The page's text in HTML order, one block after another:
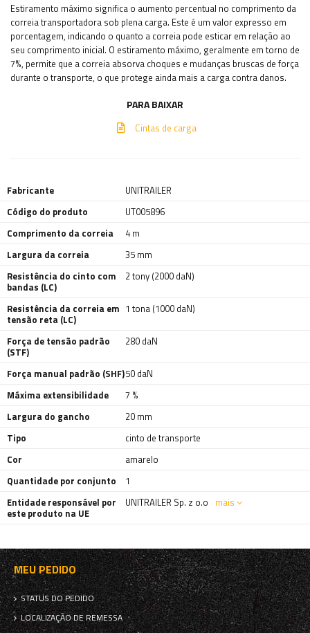
Estiramento máximo significa o aumento percentual no comprimento da
correia transportadora sob plena carga. Este é um valor expresso em
porcentagem, indicando o quanto a correia pode esticar em relação ao
seu comprimento inicial. O estiramento máximo, geralmente em torno de
7%, permite que a correia absorva choques e mudanças bruscas de força
durante o transporte, o que protege ainda mais a carga contra danos.
PARA BAIXAR
Cintas de carga
Fabricante
UNITRAILER
Código do produto
UT005896
Comprimento da correia
4 m
Largura da correia
35 mm
Resistência do cinto com
bandas (LC)
2 tony (2000 daN)
Resistência da correia em
tensão reta (LC)
1 tona (1000 daN)
Força de tensão padrão
(STF)
280 daN
Força manual padrão (SHF)50 daN
Máxima extensibilidade
7 %
Largura do gancho
20 mm
Tipo
cinto de transporte
Cor
amarelo
Quantidade por conjunto
1
Entidade responsável por
este produto na UE
UNITRAILER Sp. z o.o mais
MEU PEDIDO
STATUS DO PEDIDO
LOCALIZAÇÃO DE REMESSA